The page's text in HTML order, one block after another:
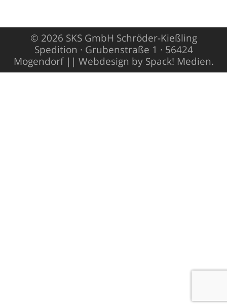
© 2026 SKS GmbH Schröder-Kießling
Spedition · Grubenstraße 1 · 56424
Mogendorf || Webdesign by Spack! Medien.